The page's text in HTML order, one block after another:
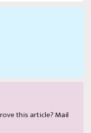
this article?Mail